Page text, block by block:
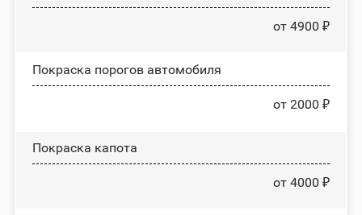
от 4900 ₽
Покраска порогов автомобиля
от 2000 ₽
Покраска капота
от 4000 ₽